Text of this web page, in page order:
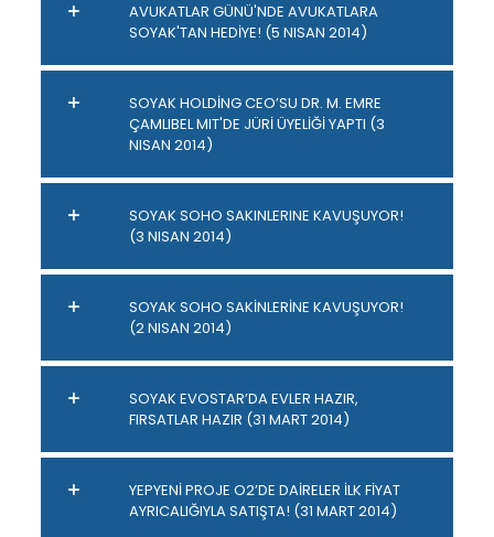
AVUKATLAR GÜNÜ'NDE AVUKATLARA
SOYAK'TAN HEDİYE! (5 NISAN 2014)
SOYAK HOLDİNG CEO’SU DR. M. EMRE
ÇAMLIBEL MIT'DE JÜRİ ÜYELİĞİ YAPTI (3
NISAN 2014)
SOYAK SOHO SAKINLERINE KAVUŞUYOR!
(3 NISAN 2014)
SOYAK SOHO SAKİNLERİNE KAVUŞUYOR!
(2 NISAN 2014)
SOYAK EVOSTAR’DA EVLER HAZIR,
FIRSATLAR HAZIR (31 MART 2014)
YEPYENİ PROJE O2’DE DAİRELER İLK FİYAT
AYRICALIĞIYLA SATIŞTA! (31 MART 2014)